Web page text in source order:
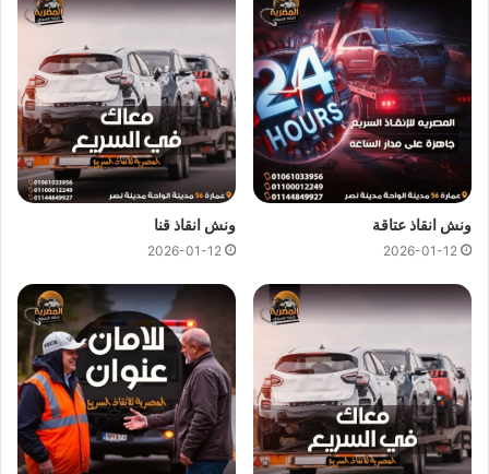
ونش انقاذ عابدين
ونش انقاذ عابديناسرع و ارخص ونش انقاذ
في عابدين بخصم 50%
لأننا ارخص ونش انقاذفي عابدين ونتميز باننااسرع ونش انقاذفي
عابدين وسعر ونش انقاذثابت لدينا ولن يتم مطالبتك بأي رسوم
إضافية أو إكرامية لاناسعار ونش انقاذ سياراتلدينا تعتبر رمزية
لأننا نمتلك
ونش انقاذ قريبونقدم خدماتنا بارخص سعر و بأعلى
اقرب ونش انقاذفي عابدين ،فريق المساعدة على اتم الاستعداد
وجاهز دائما لمساعدتك في اي وقت خلال النهار او الليل لمساعدتك
تشمل خدمات الانقاذ السريع للسيارات في عابدين علي ما يلي:
انقاذالسيارات
نقل السيارات
ونش انقاذ عتاقة
2026-01-12
ونش انقاذ قنا
2026-01-12